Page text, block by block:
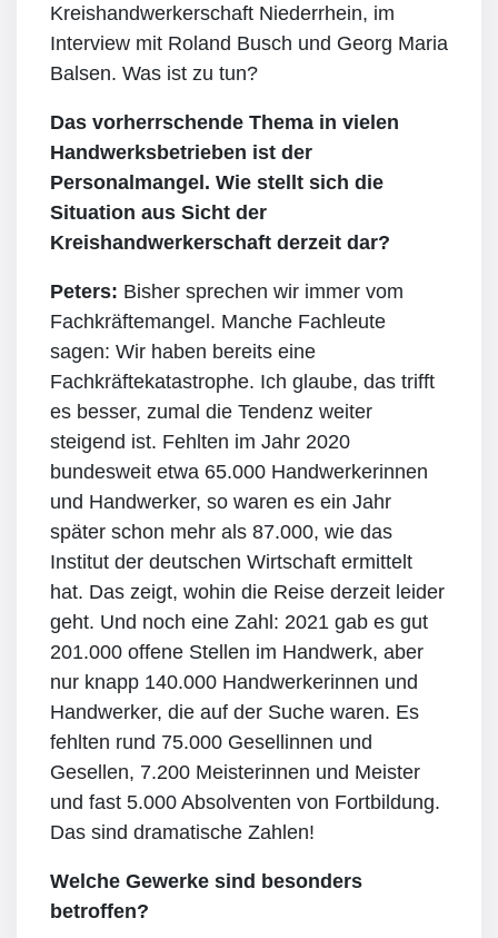
Kreishandwerkerschaft Niederrhein, im
Interview mit Roland Busch und Georg Maria
Balsen. Was ist zu tun?
Das vorherrschende Thema in vielen
Handwerksbetrieben ist der
Personalmangel. Wie stellt sich die
Situation aus Sicht der
Kreishandwerkerschaft derzeit dar?
Peters: Bisher sprechen wir immer vom
Fachkräftemangel. Manche Fachleute
sagen: Wir haben bereits eine
Fachkräftekatastrophe. Ich glaube, das trifft
es besser, zumal die Tendenz weiter
steigend ist. Fehlten im Jahr 2020
bundesweit etwa 65.000 Handwerkerinnen
und Handwerker, so waren es ein Jahr
später schon mehr als 87.000, wie das
Institut der deutschen Wirtschaft ermittelt
hat. Das zeigt, wohin die Reise derzeit leider
geht. Und noch eine Zahl: 2021 gab es gut
201.000 offene Stellen im Handwerk, aber
nur knapp 140.000 Handwerkerinnen und
Handwerker, die auf der Suche waren. Es
fehlten rund 75.000 Gesellinnen und
Gesellen, 7.200 Meisterinnen und Meister
und fast 5.000 Absolventen von Fortbildung.
Das sind dramatische Zahlen!
Welche Gewerke sind besonders
betroffen?